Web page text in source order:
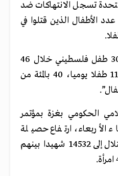
تسجل الانتهاكات ضد
عاما، وأن عدد الأطفال الذين قتلوا في
وتابعت: “قتل 5 آلاف و300 طفل فلسطيني خلال 46
يوما فقط، وهذا يعادل 115 طفلا يوميا، 40 بالمئة من
الحكومي بغزة بمؤتمر
ارتفاع حصيلة
ضحايا عدوان قوات الاحتلال إلى 14532 شهيدا بينهم